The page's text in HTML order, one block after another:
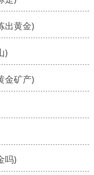
出黄金)
)
金矿产)
吗)